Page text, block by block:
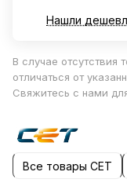
Нашли
В случае
отличаться от
Свяжитесь с нами
Все товары CET